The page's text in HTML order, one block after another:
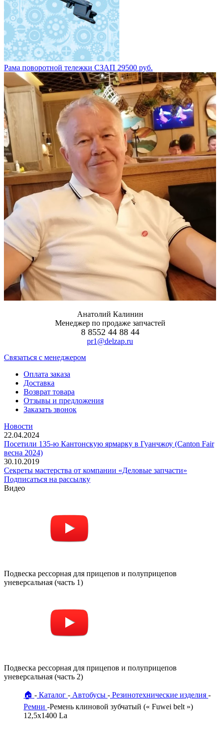
Рама поворотной тележки СЗАП 29500 руб.
Анатолий Калинин
Менеджер по продаже запчастей
8 8552 44 88 44
pr1@delzap.ru
Cвязаться с менеджером
Оплата заказа
Доставка
Возврат товара
Отзывы и предложения
Заказать звонок
Новости
22.04.2024
Посетили 135-ю Кантонскую ярмарку в Гуанчжоу (Canton Fair
весна 2024)
30.10.2019
Секреты мастерства от компании «Деловые запчасти»
Подписаться на рассылку
Видео
Подвеска рессорная для прицепов и полуприцепов
уневерсальная (часть 1)
Подвеска рессорная для прицепов и полуприцепов
уневерсальная (часть 2)
🏠 Каталог Автобусы
Резинотехнические изделия
Ремни Ремень клиновой зубчатый (« Fuwei belt »)
12,5х1400 La